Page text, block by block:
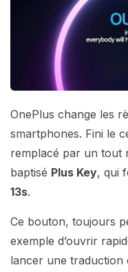
OnePlus change les
smartphones. Fini le
remplacé par un tout
baptisé Plus Key, qui
13s.
Ce bouton, toujours
exemple d’ouvrir
lancer une traduction